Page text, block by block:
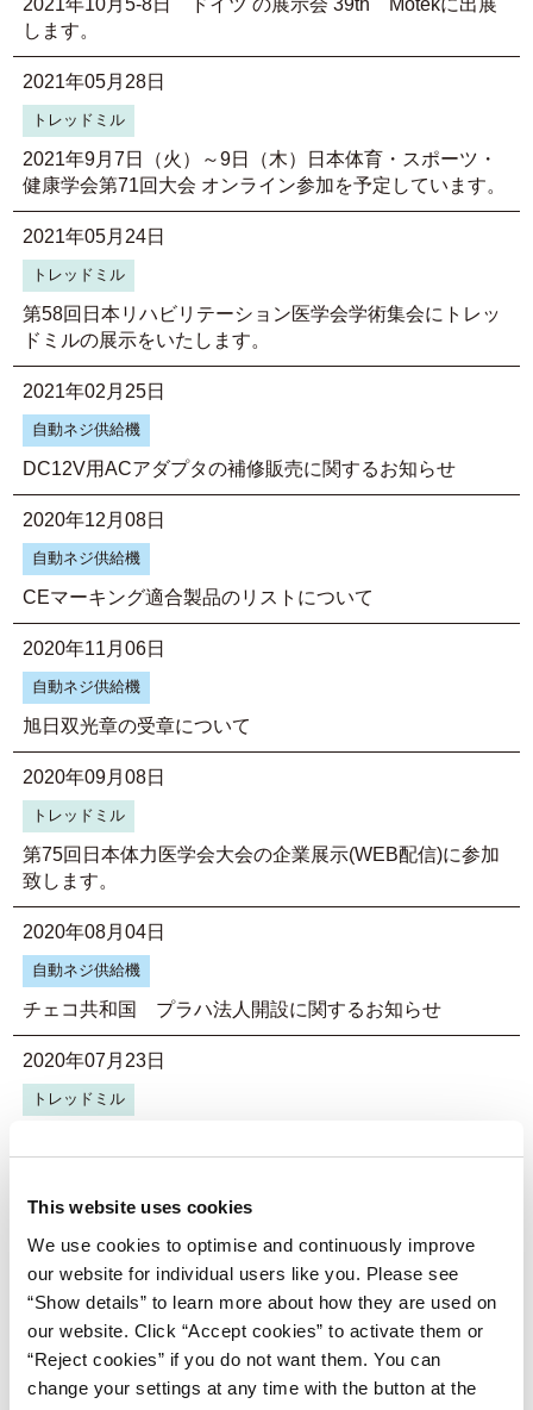
This website uses cookies
We use cookies to optimise and continuously improve
our website for individual users like you. Please see
“Show details” to learn more about how they are used on
our website. Click “Accept cookies” to activate them or
“Reject cookies” if you do not want them. You can
change your settings at any time with the button at the
2021年10月5-8日 ドイツ の展示会 39th Motekに出展
します。
2021年05月28日
トレッドミル
2021年9月7日（火）～9日（木）日本体育・スポーツ・
健康学会第71回大会 オンライン参加を予定しています。
2021年05月24日
トレッドミル
第58回日本リハビリテーション医学会学術集会にトレッ
ドミルの展示をいたします。
2021年02月25日
自動ネジ供給機
DC12V用ACアダプタの補修販売に関するお知らせ
2020年12月08日
自動ネジ供給機
CEマーキング適合製品のリストについて
2020年11月06日
自動ネジ供給機
旭日双光章の受章について
2020年09月08日
トレッドミル
第75回日本体力医学会大会の企業展示(WEB配信)に参加
致します。
2020年08月04日
自動ネジ供給機
チェコ共和国 プラハ法人開設に関するお知らせ
2020年07月23日
トレッドミル
ョンセミナー（8月19日）を共催いたします。
2020年07月23日
トレッドミル
2020年月8月19日(水）～22日(土）第57回日本リハビリ
テーション医学会学術集会に参加いたします。
2020年04月10日